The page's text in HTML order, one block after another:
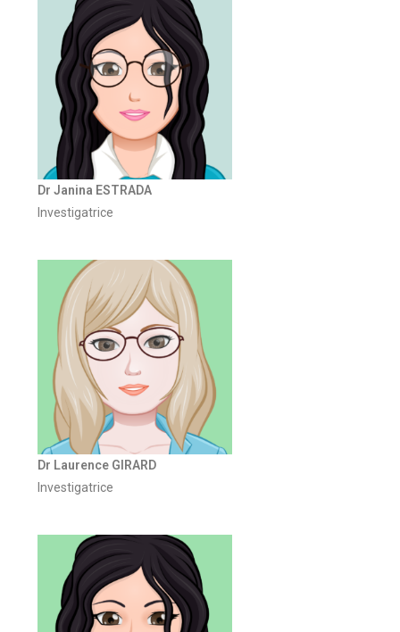
Dr Janina ESTRADA
Investigatrice
Dr Laurence GIRARD
Investigatrice